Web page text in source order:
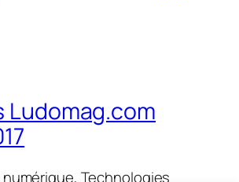
Ludomag.com
Technologies